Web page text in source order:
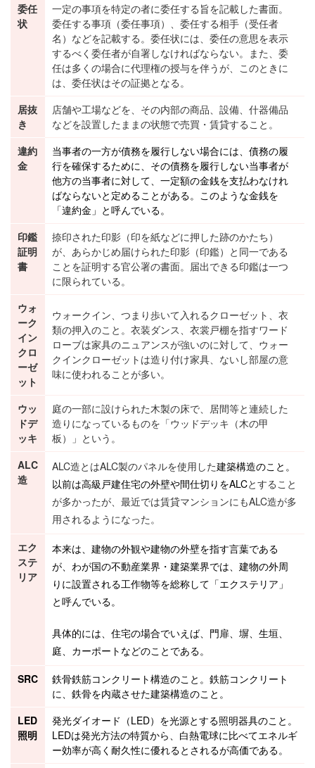
委任
状
一定の事項を特定の者に委任する旨を記載した書面。
委任する事項（委任事項）、委任する相手（受任者
名）などを記載する。委任状には、委任の意思を表示
するべく委任者が自署しなければならない。また、委
任は多くの場合に代理権の授与を伴うが、このときに
は、委任状はその証拠となる。
居抜
き
店舗や工場などを、その内部の商品、設備、什器備品
などを設置したままの状態で売買・賃貸すること。
違約
金
当事者の一方が債務を履行しない場合には、債務の履
行を確保するために、その債務を履行しない当事者が
他方の当事者に対して、一定額の金銭を支払わなけれ
ばならないと定めることがある。このような金銭を
「違約金」と呼んでいる。
印鑑
証明
書
捺印された印影（印を紙などに押した跡のかたち）
が、あらかじめ届けられた印影（印鑑）と同一である
ことを証明する官公署の書面。届出できる印鑑は一つ
に限られている。
ウォ
ーク
イン
クロ
ーゼ
ット
ウォークイン、つまり歩いて入れるクローゼット、衣
類の押入のこと。衣装ダンス、衣裳戸棚を指すワード
ローブは家具のニュアンスが強いのに対して、ウォー
クインクローゼットは造り付け家具、ないし部屋の意
味に使われることが多い。
ウッ
ドデ
ッキ
庭の一部に設けられた木製の床で、居間等と連続した
造りになっているものを「ウッドデッキ（木の甲
板）」という。
ALC
造
ALC造とはALC製のパネルを使用した建築構造のこと。
以前は高級戸建住宅の外壁や間仕切りをALCとすること
が多かったが、最近では賃貸マンションにもALC造が多
用されるようになった。
エク
ステ
リア
本来は、 建物の外観や建物の外壁を指す言葉である
が、わが国の不動産業界・ 建築業界では、建物の外周
りに設置される工作物等を総称して「エクステリア」
と呼んでいる。
具体的には、住宅の場合でいえば、門扉、塀、生垣、
庭、 カーポート などのことである。
SRC
鉄骨鉄筋コンクリート構造のこと。鉄筋コンクリート
に、鉄骨を内蔵させた建築構造のこと。
LED
照明
発光ダイオード（LED）を光源とする照明器具のこと。
LEDは発光方法の特質から、白熱電球に比べてエネルギ
ー効率が高く耐久性に優れるとされるが高価である。